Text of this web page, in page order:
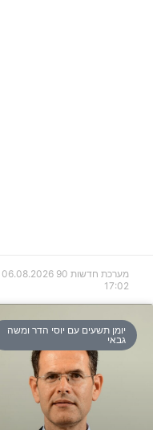
מערכת חדשות 90
06.08.2026
17:02
יומן תשעים עם יוסי הדר ומשה
גבאי